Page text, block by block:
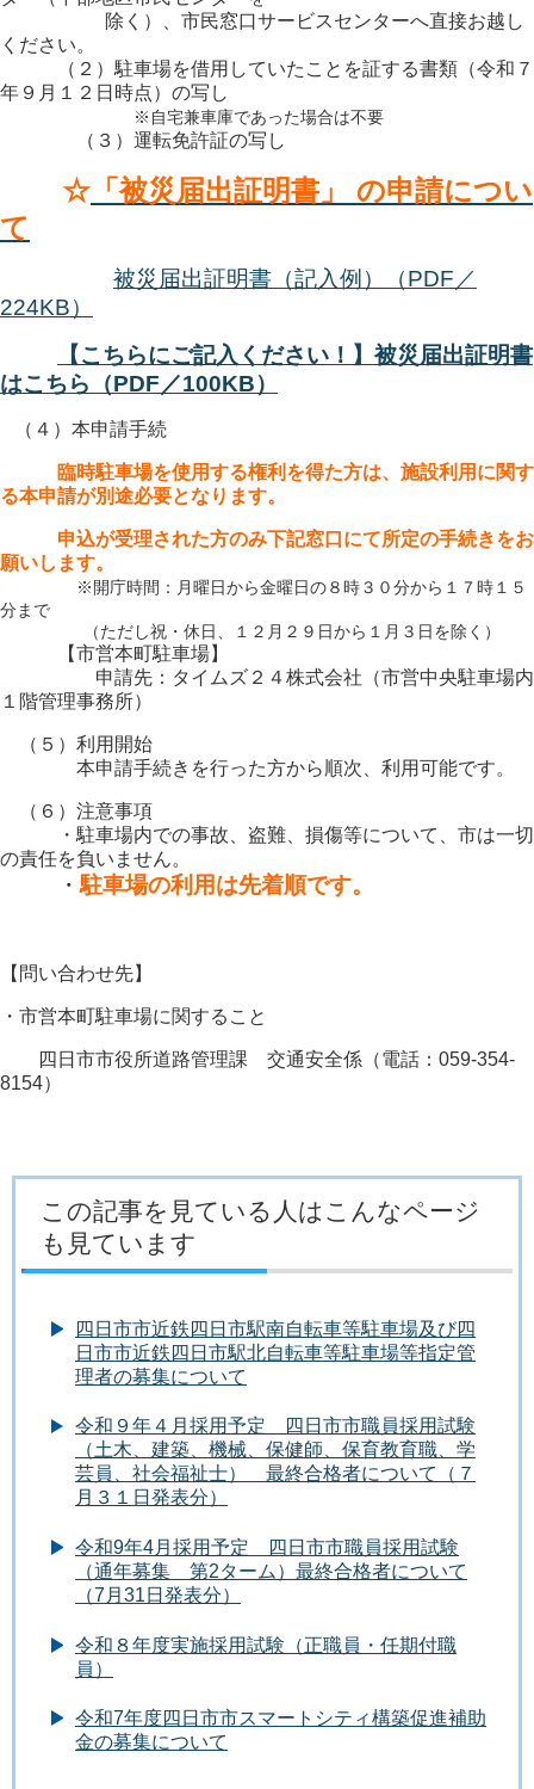
除く）、市民窓口サービスセンターへ直接お越し
ください。
（２）駐車場を借用していたことを証する書類（令和７
年９月１２日時点）の写し
※自宅兼車庫であった場合は不要
（３）運転免許証の写し
☆「被災届出証明書」 の申請につい
て
被災届出証明書（記入例）（PDF／
224KB）
【こちらにご記入ください！】被災届出証明書
はこちら（PDF／100KB）
（４）本申請手続
臨時駐車場を使用する権利を得た方は、施設利用に関す
る本申請が別途必要となります。
申込が受理された方のみ下記窓口にて所定の手続きをお
願いします。
※開庁時間：月曜日から金曜日の８時３０分から１７時１５
分まで
（ただし祝・休日、１２月２９日から１月３日を除く）
【市営本町駐車場】
申請先：タイムズ２４株式会社（市営中央駐車場内
１階管理事務所）
（５）利用開始
本申請手続きを行った方から順次、利用可能です。
（６）注意事項
・駐車場内での事故、盗難、損傷等について、市は一切
の責任を負いません。
・駐車場の利用は先着順です。
【問い合わせ先】
・市営本町駐車場に関すること
四日市市役所道路管理課 交通安全係（電話：059-354-
8154）
この記事を見ている人はこんなページ
も見ています
四日市市近鉄四日市駅南自転車等駐車場及び四
日市市近鉄四日市駅北自転車等駐車場等指定管
理者の募集について
令和９年４月採用予定 四日市市職員採用試験
（土木、建築、機械、保健師、保育教育職、学
芸員、社会福祉士） 最終合格者について（７
月３１日発表分）
令和9年4月採用予定 四日市市職員採用試験
（通年募集 第2ターム）最終合格者について
（7月31日発表分）
令和８年度実施採用試験（正職員・任期付職
員）
令和7年度四日市市スマートシティ構築促進補助
金の募集について